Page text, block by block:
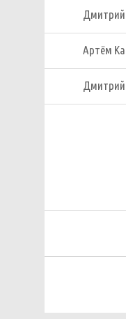
Дмитрий
Артём
Дмитрий